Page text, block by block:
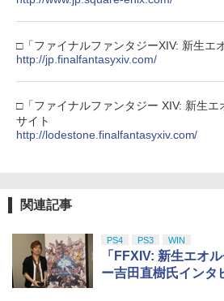
□「ファイナルファンタジーXIV: 新生エ
http://jp.finalfantasyxiv.com/
□「ファイナルファンタジー XIV: 新生エ
サイト
http://lodestone.finalfantasyxiv.com/
関連記事
PS4 PS3 WIN
「FFXIV: 新生エオ
ー吉田直樹氏インタ